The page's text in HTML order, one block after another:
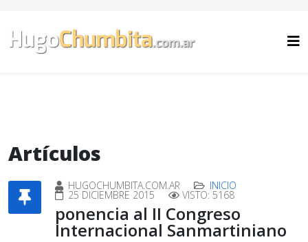
Artículos
HUGOCHUMBITA.COM.AR INICIO
25 DICIEMBRE 2015 VISTO: 5168
ponencia al II Congreso
Internacional Sanmartiniano